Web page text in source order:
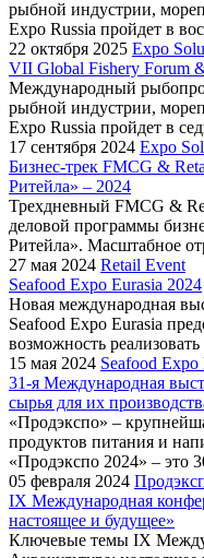
рыбной индустрии,
Expo Russia пройдет в
22 октября 2025 Expo
VII Global Fishery Forum
Международный
рыбной индустрии,
Expo Russia пройдет в
17 сентября 2024 Expo
Бизнес-трек FMCG &
Ритейла» – 2024
Трехдневный FMCG &
деловой программы
Ритейла». Масштабное
27 мая 2024 Retail Event
Seafood Expo Eurasia 2024
Новая международная
Seafood Expo Eurasia
возможность
15 мая 2024 Seafood
31-я Международная
сырья для их
«Продэкспо» –
продуктов питания и
«Продэкспо 2024» – это
05 февраля 2024
IX Международная
настоящее и будущее»
Ключевые темы IX